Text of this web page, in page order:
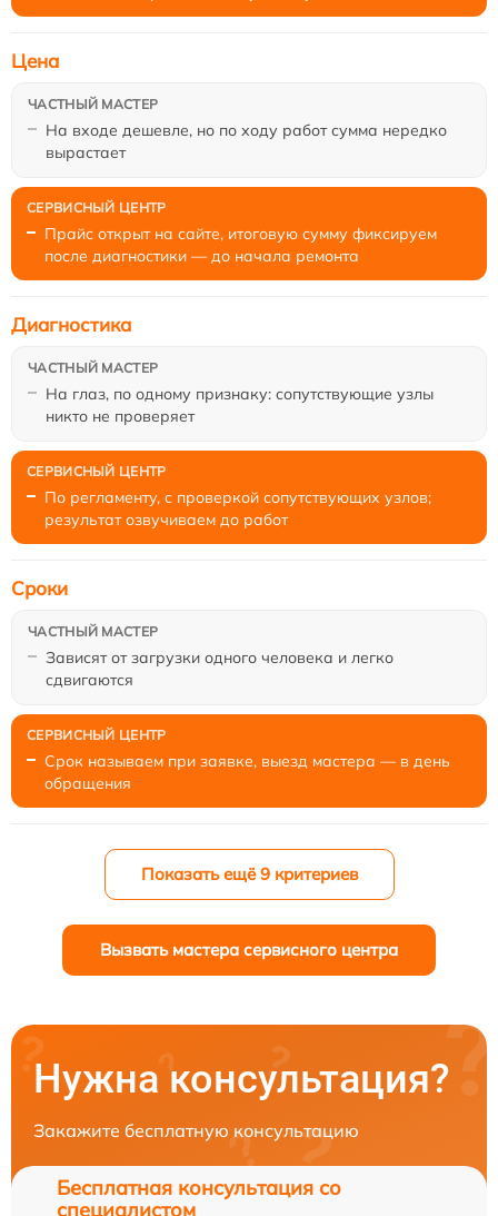
На входе дешевле, но по ходу работ сумма нередко
вырастает
Цена
Прайс открыт на сайте, итоговую сумму фиксируем
после диагностики — до начала ремонта
На глаз, по одному признаку: сопутствующие узлы
никто не проверяет
Диагностика
По регламенту, с проверкой сопутствующих узлов;
результат озвучиваем до работ
Зависят от загрузки одного человека и легко
сдвигаются
Сроки
Срок называем при заявке, выезд мастера — в день
обращения
Показать ещё 9 критериев
Вызвать мастера сервисного центра
Нужна консультация?
Закажите бесплатную консультацию
Бесплатная консультация со
специалистом